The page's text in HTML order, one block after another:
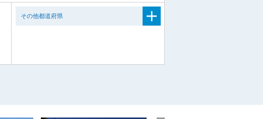
その他都道府県